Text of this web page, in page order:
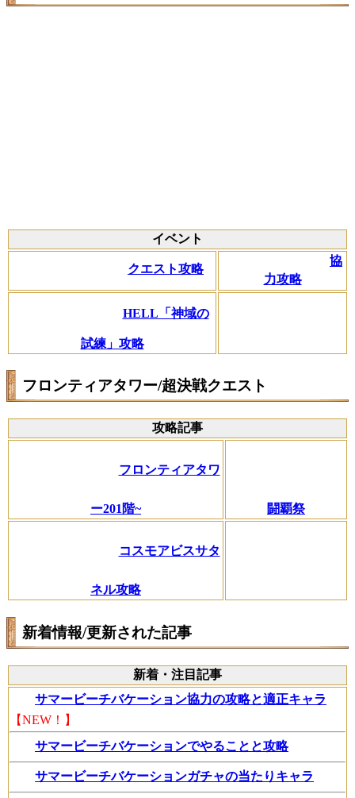
イベント
クエスト攻略
協
力攻略
HELL「神域の
試練」攻略
フロンティアタワー/超決戦クエスト
攻略記事
フロンティアタワ
ー201階~ 闘覇祭
コスモアビスサタ
ネル攻略
新着情報/更新された記事
新着・注目記事
サマービーチバケーション協力の攻略と適正キャラ
【NEW！】
サマービーチバケーションでやることと攻略
サマービーチバケーションガチャの当たりキャラ